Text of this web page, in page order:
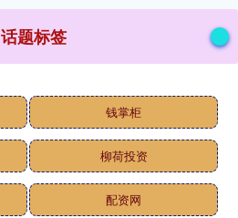
话题标签
钱掌柜
柳荷投资
配资网